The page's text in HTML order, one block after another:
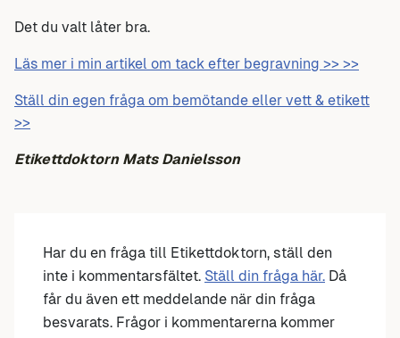
Det du valt låter bra.
Läs mer i min artikel om tack efter begravning >> >>
Ställ din egen fråga om bemötande eller vett & etikett
>>
Etikettdoktorn Mats Danielsson
Har du en fråga till Etikettdoktorn, ställ den
inte i kommentarsfältet. Ställ din fråga här. Då
får du även ett meddelande när din fråga
besvarats. Frågor i kommentarerna kommer